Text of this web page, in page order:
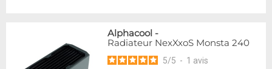
Alphacool -
Radiateur NexXxoS Monsta 240
5/5 - 1 avis